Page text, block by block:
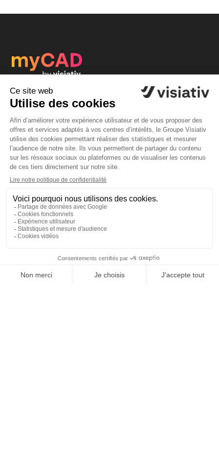
myCAD by visiativ est la plus grande communauté
francophone de concepteurs CAO : un flux réactif de
questions/réponses, de tutoriels, de concours, de
cadeaux, d'actualités étonnantes...
Abonnez-vous à myCAD by Visiativ
Communauté
Forum
Actualités
Solutions
Logiciels PLM
myPDMtools